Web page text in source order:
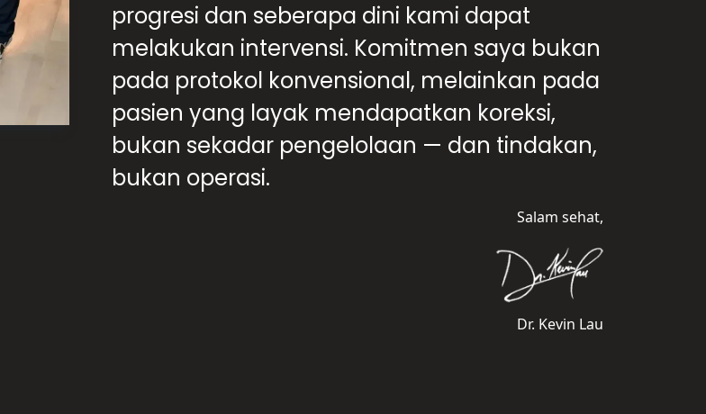
progresi dan seberapa dini kami dapat
melakukan intervensi. Komitmen saya bukan
pada protokol konvensional, melainkan pada
pasien yang layak mendapatkan koreksi,
bukan sekadar pengelolaan — dan tindakan,
bukan operasi.
Salam sehat,
Dr. Kevin Lau